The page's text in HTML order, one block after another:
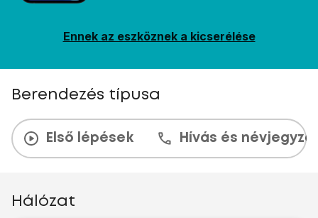
Ennek az eszköznek a kicserélése
Berendezés típusa
Első lépések Hívás és
Hálózat